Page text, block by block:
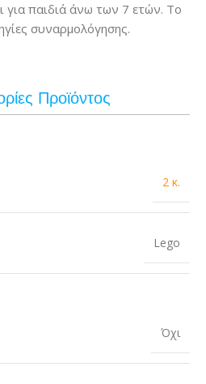
για παιδιά άνω των 7 ετών. Το
συναρμολόγησης.
Προϊόντος
2 κ.
Lego
Όχι